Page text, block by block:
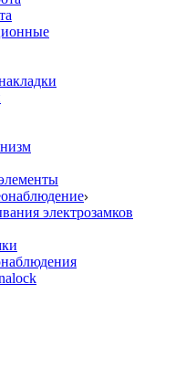
электрозамков